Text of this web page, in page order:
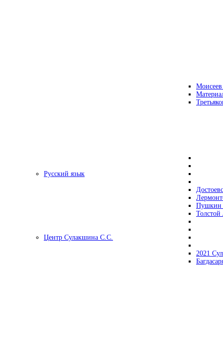
Русский язык
Центр Сулакшина С.С.
2021